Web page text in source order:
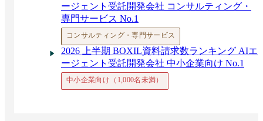
ージェント受託開発会社 コンサルティング・
専門サービス No.1
コンサルティング・専門サービス
2026 上半期 BOXIL資料請求数ランキング AIエ
ージェント受託開発会社 中小企業向け No.1
中小企業向け（1,000名未満）